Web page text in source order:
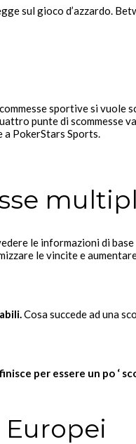
sul gioco d’azzardo.
sportive si vuole
punte di scommesse
PokerStars Sports.
le informazioni di
le vincite e
Cosa succede ad una
per essere un po ‘